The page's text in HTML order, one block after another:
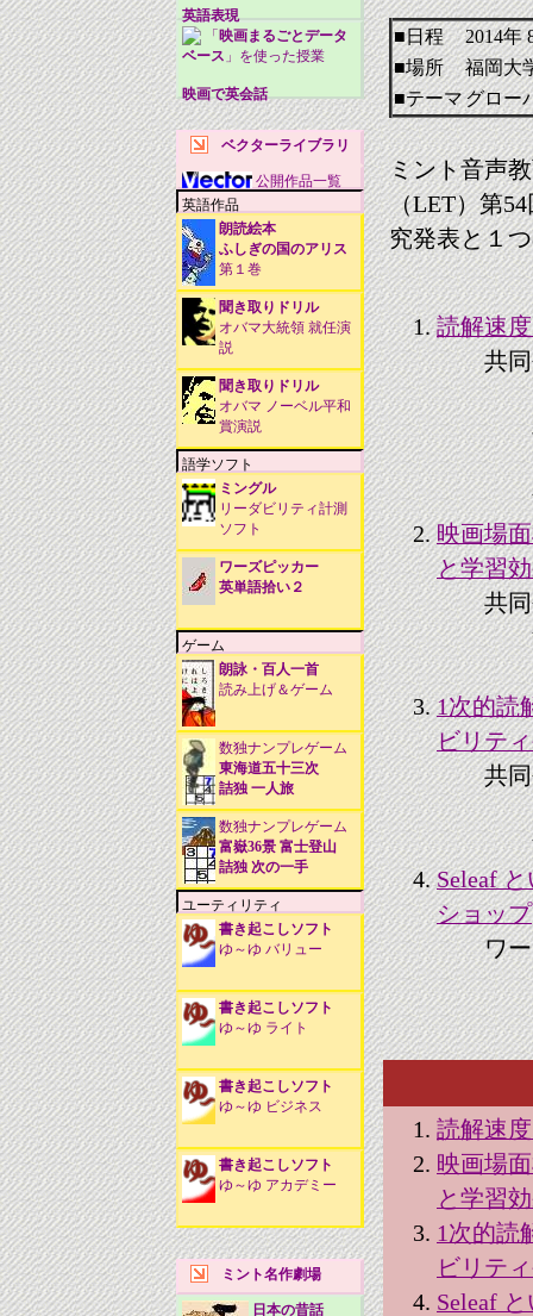
英語表現
「 映画まるごとデータ
ベース 」を使った授業
映画で英会話
ベクターライブラリ
公開作品一覧
英語作品
朗読絵本
ふしぎの国のアリス
第１巻
聞き取りドリル
オバマ大統領 就任演
説
聞き取りドリル
オバマ ノーベル平和
賞演説
語学ソフト
ミングル
リーダビリティ計測
ソフト
ワーズピッカー
英単語拾い２
ゲーム
朗詠・百人一首
読み上げ＆ゲーム
数独ナンプレゲーム
東海道五十三次
詰独 一人旅
数独ナンプレゲーム
富嶽36景 富士登山
詰独 次の一手
ユーティリティ
書き起こしソフト
ゆ～ゆ バリュー
書き起こしソフト
ゆ～ゆ ライト
書き起こしソフト
ゆ～ゆ ビジネス
書き起こしソフト
ゆ～ゆ アカデミー
ミント名作劇場
日本の昔話
■日程
2014年
■場所
福岡大
■テーマグロー
ミント音声
（LET）第
究発表と１
読解速
共
映画場
と学習
共
1次的読
ビリテ
共
Seleaf
ショップ
ワ
読解速
映画場
と学習
1次的読
ビリテ
Seleaf